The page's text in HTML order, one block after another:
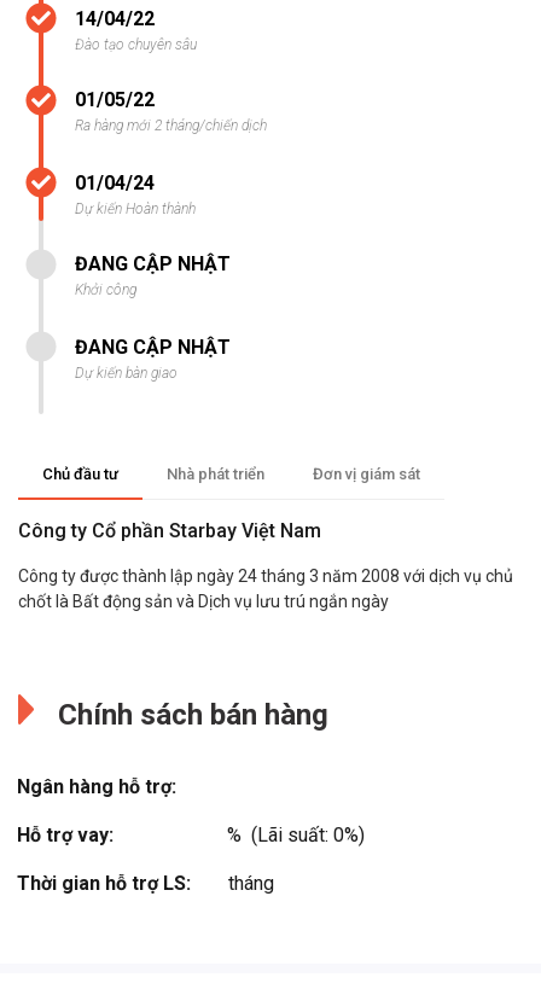
14/04/22
Đào tạo chuyên sâu
01/05/22
Ra hàng mới 2 tháng/chiến dịch
01/04/24
Dự kiến Hoàn thành
ĐANG CẬP NHẬT
Khởi công
ĐANG CẬP NHẬT
Dự kiến bàn giao
Chủ đầu tư Nhà phát triển Đơn vị giám sát
Công ty Cổ phần Starbay Việt Nam
Công ty được thành lập ngày 24 tháng 3 năm 2008 với dịch vụ chủ
chốt là Bất động sản và Dịch vụ lưu trú ngắn ngày
Sun Group được thành lập tại Ukraine năm 1998 bởi những người
Việt Nam trí tuệ, nhiệt huyết và yêu nước. Ngay từ khi mới thành lập
Việt Nam tại nước ngoài có tên Barabasova, Làng Thời đại, Siêu thị
Jungle… ...
Xem thêm
Chính sách bán hàng
Ngân hàng hỗ trợ:
Hỗ trợ vay: %  (Lãi suất: 0%)
Thời gian hỗ trợ LS: tháng